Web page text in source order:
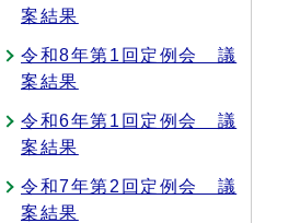
案結果
令和8年第1回定例会 議
案結果
令和6年第1回定例会 議
案結果
令和7年第2回定例会 議
案結果